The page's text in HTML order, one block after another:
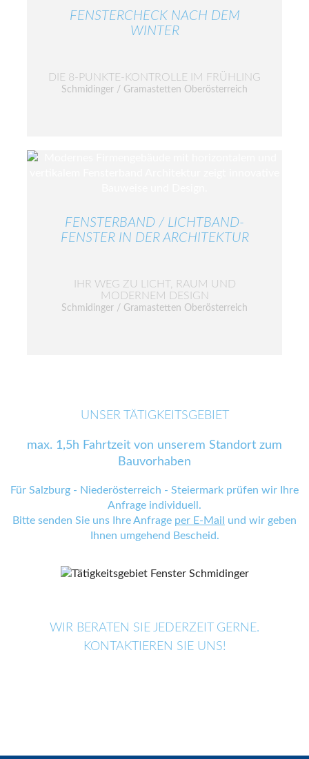
FENSTERCHECK NACH DEM
WINTER
DIE 8-PUNKTE-KONTROLLE IM FRÜHLING
Schmidinger / Gramastetten Oberösterreich
FENSTERBAND / LICHTBAND-
FENSTER IN DER ARCHITEKTUR
IHR WEG ZU LICHT, RAUM UND
MODERNEM DESIGN
Schmidinger / Gramastetten Oberösterreich
UNSER TÄTIGKEITSGEBIET
max. 1,5h Fahrtzeit von unserem Standort zum
Bauvorhaben
Für Salzburg - Niederösterreich - Steiermark prüfen wir Ihre
Anfrage individuell.
Bitte senden Sie uns Ihre Anfrage per E-Mail
und wir geben
Ihnen umgehend Bescheid.
WIR BERATEN SIE JEDERZEIT GERNE.
KONTAKTIEREN SIE UNS!